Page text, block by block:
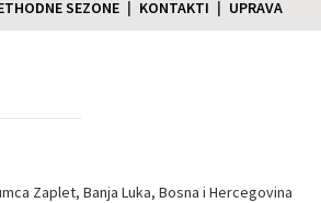
SEZONE KONTAKTI UPRAVA
Zaplet, Banja Luka, Bosna i Hercegovina